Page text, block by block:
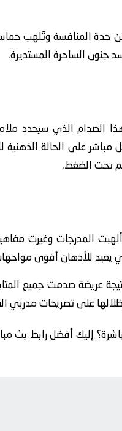
حدة المنافسة وتُلهب
الساحرة المستديرة.
هذا الصدام الذي سيحدد
مباشر على الحالة
تحت الضغط.
ألهبت المدرجات وغيرت
للأذهان أقوى
عريضة صدمت جميع
على تصريحات مدربي